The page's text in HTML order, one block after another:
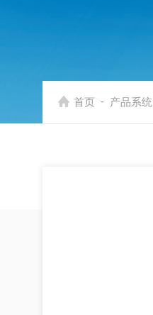
首页 - 产品系统